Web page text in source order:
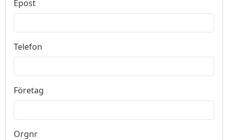
Epost
Telefon
Företag
Orgnr